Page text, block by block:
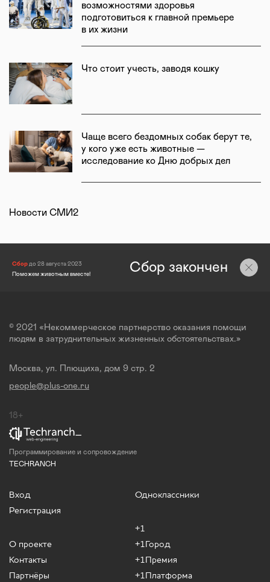
возможностями здоровья
подготовиться к главной премьере
в их жизни
Что стоит учесть, заводя кошку
Чаще всего бездомных собак берут те,
у кого уже есть животные —
исследование ко Дню добрых дел
Новости СМИ2
Сбор до 28 августа 2023
Поможем животным вместе!
Сбор закончен
© 2021 «Некоммерческое партнерство оказания помощи
людям в затруднительных жизненных обстоятельствах.»
Москва, ул. Плющиха, дом 9 стр. 2
people@plus-one.ru
18+
Программирование и сопровождение
TECHRANCH
Вход
Регистрация
О проекте
Контакты
Партнёры
Одноклассники
+1
+1Город
+1Премия
+1Платформа